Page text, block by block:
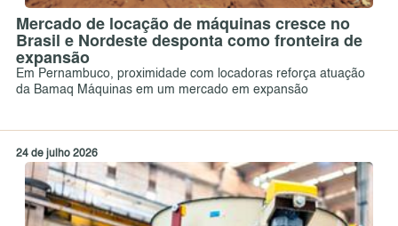
Mercado de locação de máquinas cresce no
Brasil e Nordeste desponta como fronteira de
expansão
Em Pernambuco, proximidade com locadoras reforça atuação
da Bamaq Máquinas em um mercado em expansão
24 de julho 2026